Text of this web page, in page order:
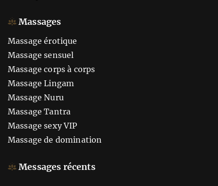
Massages
Massage érotique
Massage sensuel
Massage corps à corps
Massage Lingam
Massage Nuru
Massage Tantra
Massage sexy VIP
Massage de domination
Messages récents